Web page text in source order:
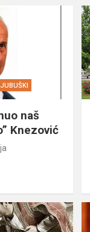
naš
Knezović